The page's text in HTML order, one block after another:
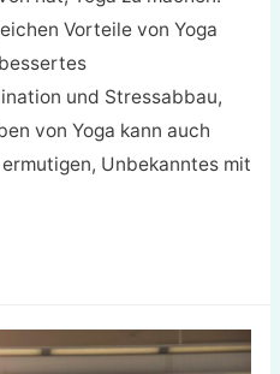
Vorteile von Yoga
und Stressabbau,
von Yoga kann auch
Unbekanntes mit